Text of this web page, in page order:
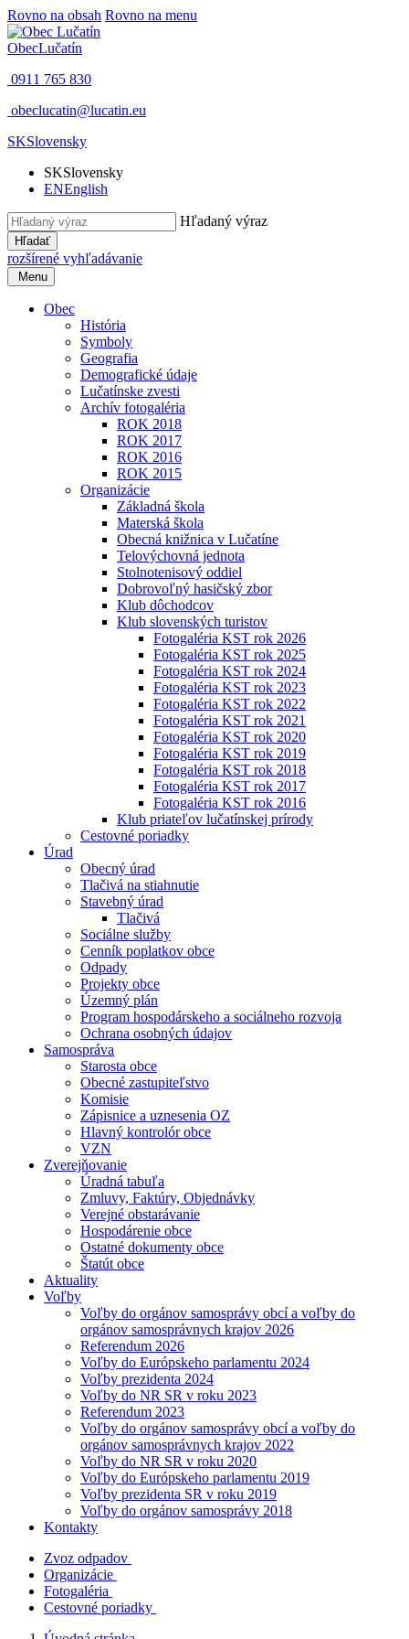
Rovno na obsah Rovno na menu
ObecLučatín
0911 765 830
obeclucatin@lucatin.eu
SKSlovensky
SKSlovensky
ENEnglish
Hľadaný výraz
Hľadať
rozšírené vyhľadávanie
Menu
Obec
História
Symboly
Geografia
Demografické údaje
Lučatínske zvesti
Archív fotogaléria
ROK 2018
ROK 2017
ROK 2016
ROK 2015
Organizácie
Základná škola
Materská škola
Obecná knižnica v Lučatíne
Telovýchovná jednota
Stolnotenisový oddiel
Dobrovoľný hasičský zbor
Klub dôchodcov
Klub slovenských turistov
Fotogaléria KST rok 2026
Fotogaléria KST rok 2025
Fotogaléria KST rok 2024
Fotogaléria KST rok 2023
Fotogaléria KST rok 2022
Fotogaléria KST rok 2021
Fotogaléria KST rok 2020
Fotogaléria KST rok 2019
Fotogaléria KST rok 2018
Fotogaléria KST rok 2017
Fotogaléria KST rok 2016
Klub priateľov lučatínskej prírody
Cestovné poriadky
Úrad
Obecný úrad
Tlačivá na stiahnutie
Stavebný úrad
Tlačivá
Sociálne služby
Cenník poplatkov obce
Odpady
Projekty obce
Územný plán
Program hospodárskeho a sociálneho rozvoja
Ochrana osobných údajov
Samospráva
Starosta obce
Obecné zastupiteľstvo
Komisie
Zápisnice a uznesenia OZ
Hlavný kontrolór obce
VZN
Zverejňovanie
Úradná tabuľa
Zmluvy, Faktúry, Objednávky
Verejné obstarávanie
Hospodárenie obce
Ostatné dokumenty obce
Štatút obce
Aktuality
Voľby
Voľby do orgánov samosprávy obcí a voľby do
orgánov samosprávnych krajov 2026
Referendum 2026
Voľby do Európskeho parlamentu 2024
Voľby prezidenta 2024
Voľby do NR SR v roku 2023
Referendum 2023
Voľby do orgánov samosprávy obcí a voľby do
orgánov samosprávnych krajov 2022
Voľby do NR SR v roku 2020
Voľby do Európskeho parlamentu 2019
Voľby prezidenta SR v roku 2019
Voľby do orgánov samosprávy 2018
Kontakty
Zvoz odpadov
Organizácie
Fotogaléria
Cestovné poriadky